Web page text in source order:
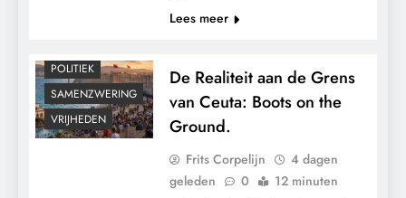
inval van een DSI-team twee levens
ontwrichtte.
Lees meer
POLITIEK
SAMENZWERING
VRIJHEDEN
De Realiteit aan de Grens
van Ceuta: Boots on the
Ground.
Frits Corpelijn
4 dagen
geleden
0 12 minuten